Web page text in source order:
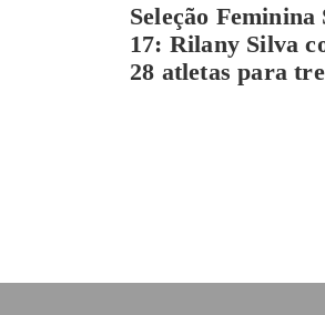
Seleção Feminina
17: Rilany Silva
28 atletas para